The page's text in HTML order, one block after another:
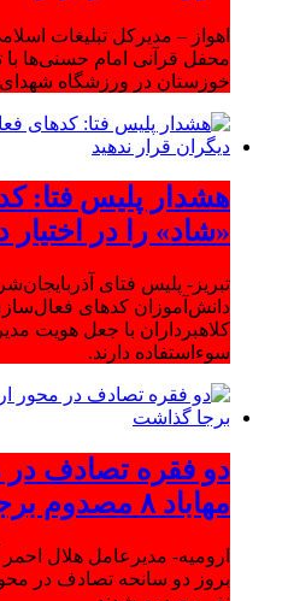
اهواز – مدیرکل تبلیغات
محفل قرآنی امام حسنی‌ها
خوزستان در ورزشگاه شهدای
هشدار پلیس فتا:
«شاد» را در اختیار
تبریز- پلیس فتای
دانش‌آموزان کدهای
کلاهبرداران با جعل هویت
سوءاستفاده دارند.
دو فقره تصادف در
مهاباد ۸ مصدوم برجا گذاشت
ارومیه- مدیرعامل هلال احمر